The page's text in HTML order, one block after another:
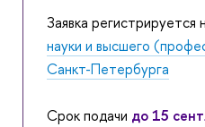
Заявка регистрируется
науки и высшего
Санкт-Петербурга
Срок подачи до 15